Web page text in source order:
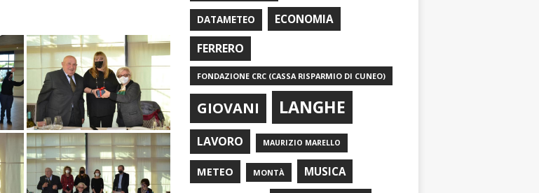
DATAMETEO ECONOMIA
FERRERO
FONDAZIONE CRC (CASSA RISPARMIO DI CUNEO)
GIOVANI LANGHE
LAVORO MAURIZIO MARELLO
METEO MONTÀ MUSICA